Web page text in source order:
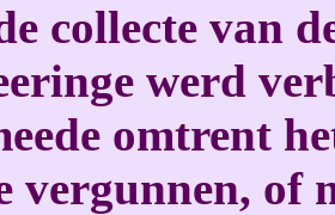
collecte van
werd
omtrent
vergunnen, of